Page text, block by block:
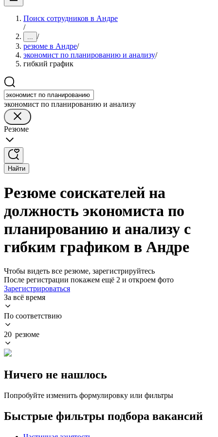
Поиск сотрудников в Андре
/
... /
резюме в Андре/
экономист по планированию и анализу/
гибкий график
экономист по планированию и анализу
Резюме
Найти
Резюме соискателей на
должность экономиста по
планированию и анализу с
гибким графиком в Андре
Чтобы видеть все резюме, зарегистрируйтесь
После регистрации покажем ещё 2 и откроем фото
Зарегистрироваться
За всё время
По соответствию
20 резюме
Ничего не нашлось
Попробуйте изменить формулировку или фильтры
Быстрые фильтры подбора вакансий